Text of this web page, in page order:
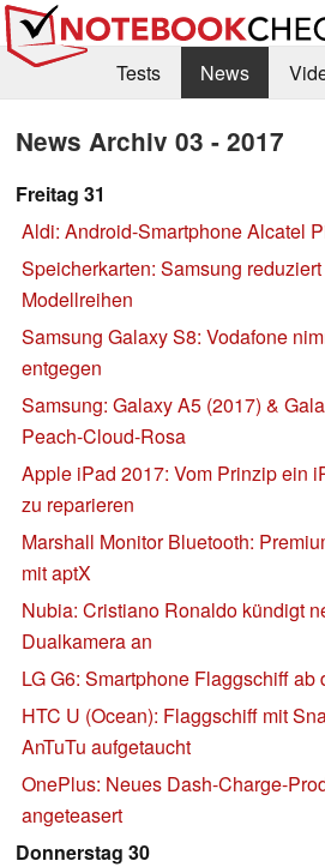
Tests News
Forum
News Archiv 03 - 2017
Freitag 31
Aldi: Android-Smartphone Alcatel
Speicherkarten: Samsung
Modellreihen
Samsung Galaxy S8: Vodafone
entgegen
Samsung: Galaxy A5 (2017) &
Peach-Cloud-Rosa
Apple iPad 2017: Vom Prinzip ein
zu reparieren
Marshall Monitor Bluetooth:
mit aptX
Nubia: Cristiano Ronaldo kündigt
Dualkamera an
LG G6: Smartphone Flaggschiff
HTC U (Ocean): Flaggschiff mit
AnTuTu aufgetaucht
OnePlus: Neues Dash-Charge-
angeteasert
Donnerstag 30